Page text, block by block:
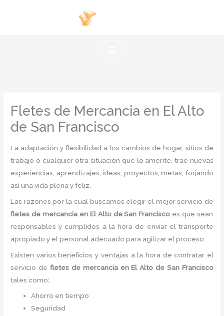
Fletes de Mercancia en El Alto
de San Francisco
La adaptación y flexibilidad a los cambios de hogar, sitios de
trabajo o cualquier otra situación que lo amerite, trae nuevas
experiencias, aprendizajes, ideas, proyectos, metas, forjando
así una vida plena y feliz.
Las razones por la cual buscamos elegir el mejor servicio de
fletes de mercancia en El Alto de San Francisco es que sean
responsables y cumplidos a la hora de enviar el transporte
apropiado y el personal adecuado para agilizar el proceso.
Existen varios beneficios y ventajas a la hora de contratar el
servicio de fletes de mercancia en El Alto de San Francisco
tales como:
Ahorro en tiempo
Seguridad